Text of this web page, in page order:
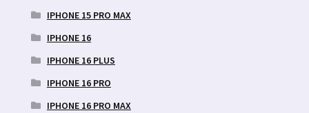
IPHONE 15 PRO MAX
IPHONE 16
IPHONE 16 PLUS
IPHONE 16 PRO
IPHONE 16 PRO MAX